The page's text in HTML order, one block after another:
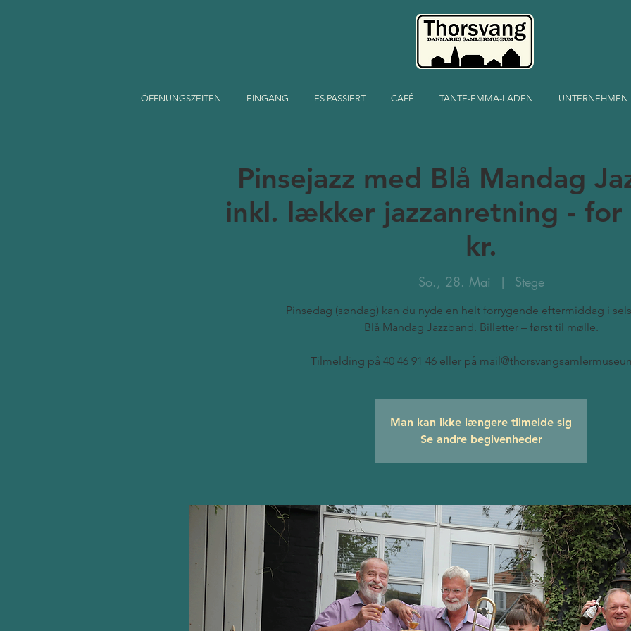
ÖFFNUNGSZEITEN EINGANG ES PASSIERT CAFÉ TANTE-EMMA-LADEN UNTERNEHMEN
Pinsejazz med Blå Mandag
inkl. lækker jazzanretning - for
kr.
So., 28. Mai
  |
Stege
Pinsedag (søndag) kan du nyde en helt forrygende eftermiddag i
Blå Mandag Jazzband. Billetter – først til mølle.
Tilmelding på 40 46 91 46 eller på
Man kan ikke længere tilmelde sig
Se andre begivenheder